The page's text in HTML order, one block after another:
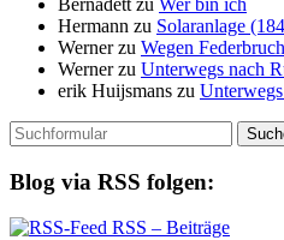
Bernadett zu Wer bin ich
Hermann zu Solaranlage
Wernerzu Wegen
Wernerzu Unterwegs nach
erik Huijsmans zu
Suchen
nach:
Blog via RSS folgen:
RSS – Beiträge